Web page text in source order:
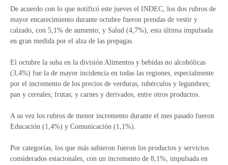
De acuerdo con lo que notificó este jueves el INDEC, los dos rubros de
mayor encarecimiento durante octubre fueron prendas de vestir y
calzado, con 5,1% de aumento; y Salud (4,7%), esta última impulsada
en gran medida por el alza de las prepagas.
El octubre la suba en la división Alimentos y bebidas no alcohólicas
(3,4%) fue la de mayor incidencia en todas las regiones, especialmente
por el incremento de los precios de verduras, tubérculos y legumbres;
pan y cereales; frutas; y carnes y derivados, entre otros productos.
A su vez los rubros de menor incremento durante el mes pasado fueron
Educación (1,4%) y Comunicación (1,1%).
Por categorías, los que más subieron fueron los productos y servicios
considerados estacionales, con un incremento de 8,1%, impulsada en